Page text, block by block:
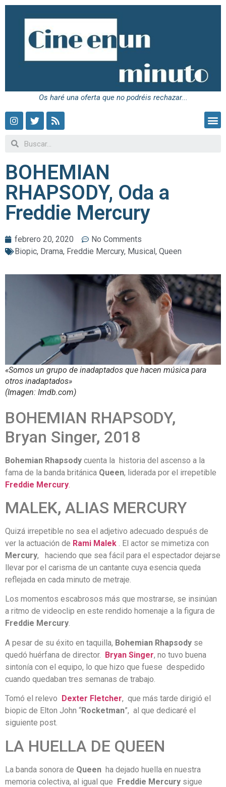
Os haré una oferta que no podréis rechazar...
BOHEMIAN
RHAPSODY, Oda a
Freddie Mercury
febrero 20, 2020
No Comments
Biopic, Drama, Freddie Mercury, Musical , Queen
«Somos un grupo de inadaptados que hacen música para
otros inadaptados»
(Imagen: Imdb.com)
BOHEMIAN RHAPSODY,
Bryan Singer, 2018
Bohemian Rhapsody cuenta la historia del ascenso a la
fama de la banda británica Queen, liderada por el irrepetible
Freddie Mercury.
MALEK, ALIAS MERCURY
Quizá irrepetible no sea el adjetivo adecuado después de
ver la actuación de Rami Malek . El actor se mimetiza con
Mercury, haciendo que sea fácil para el espectador dejarse
llevar por el carisma de un cantante cuya esencia queda
reflejada en cada minuto de metraje.
Los momentos escabrosos más que mostrarse, se insinúan
a ritmo de videoclip en este rendido homenaje a la figura de
Freddie Mercury.
A pesar de su éxito en taquilla, Bohemian Rhapsody se
quedó huérfana de director. Bryan Singer, no tuvo buena
sintonía con el equipo, lo que hizo que fuese despedido
cuando quedaban tres semanas de trabajo.
Tomó el relevo Dexter Fletcher, que más tarde dirigió el
biopic de Elton John “Rocketman”, al que dedicaré el
siguiente post.
LA HUELLA DE QUEEN
La banda sonora de Queen ha dejado huella en nuestra
memoria colectiva, al igual que Freddie Mercury sigue